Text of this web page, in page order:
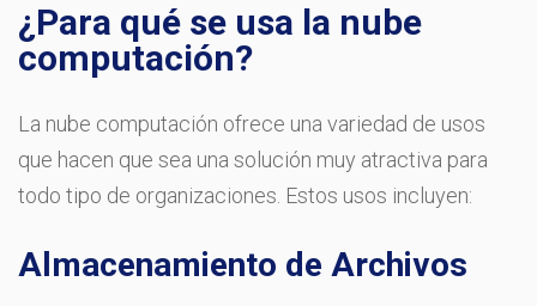
¿Para qué se usa la nube
computación?
La nube computación ofrece una variedad de usos
que hacen que sea una solución muy atractiva para
todo tipo de organizaciones. Estos usos incluyen:
Almacenamiento de Archivos